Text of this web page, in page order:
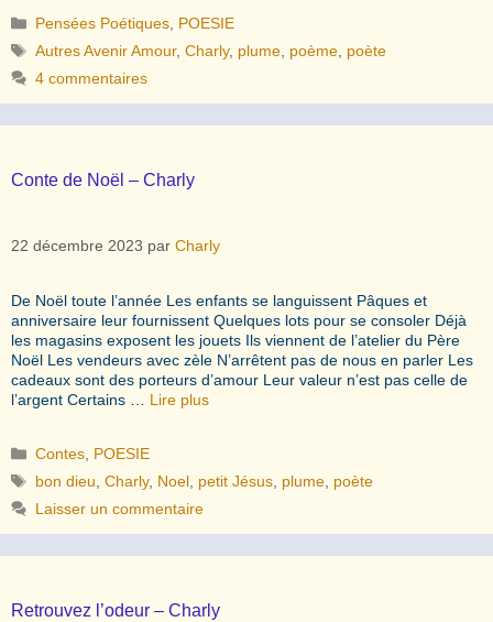
Catégories
Pensées Poétiques POESIE
Étiquettes
Autres Avenir Amour,Charly, plume poème poète
4 commentaires
Conte de Noël – Charly
22 décembre 2023 par Charly
De Noël toute l’année Les enfants se languissent Pâques et
anniversaire leur fournissent Quelques lots pour se consoler Déjà
les magasins exposent les jouets Ils viennent de l’atelier du Père
Noël Les vendeurs avec zèle N’arrêtent pas de nous en parler Les
cadeaux sont des porteurs d’amour Leur valeur n’est pas celle de
l’argent Certains … Lire plus
Catégories
Contes POESIE
Étiquettes
bon dieu ,Charly, Noel petit Jésus plume poète
Laisser un commentaire
Retrouvez l’odeur – Charly